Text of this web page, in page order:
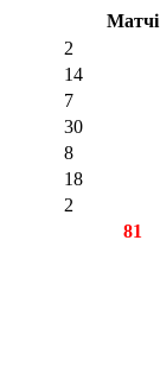
Матчі
2
14
7
30
8
18
2
81